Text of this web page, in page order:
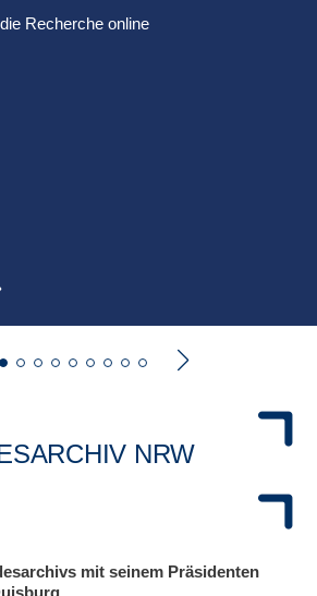
Recherche online
NRW
mit seinem Präsidenten